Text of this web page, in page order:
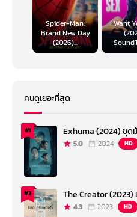
Spider-Man:
Brand New Day
(2026)...
I Want
คนดูเยอะที่สุด
#1 Exhuma (2024) ขุด
5.0 2024 HD
#2 The Creator (2023)
4.3 2023 HD